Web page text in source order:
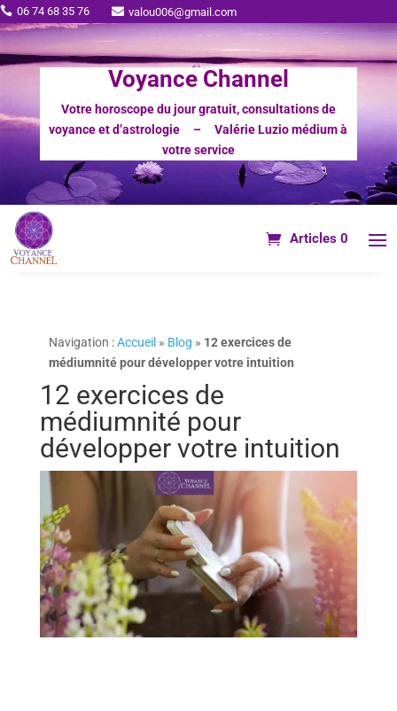
 06 74 68 35 76  valou006@gmail.com
Voyance Channel
Votre horoscope du jour gratuit, consultations de
voyance et d’astrologie – Valérie Luzio médium à
votre service
Articles 0
Navigation :Accueil » Blog » 12 exercices de
médiumnité pour développer votre intuition
12 exercices de
médiumnité pour
développer votre intuition